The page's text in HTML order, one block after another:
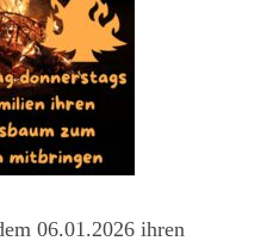
06.01.2026 ihren